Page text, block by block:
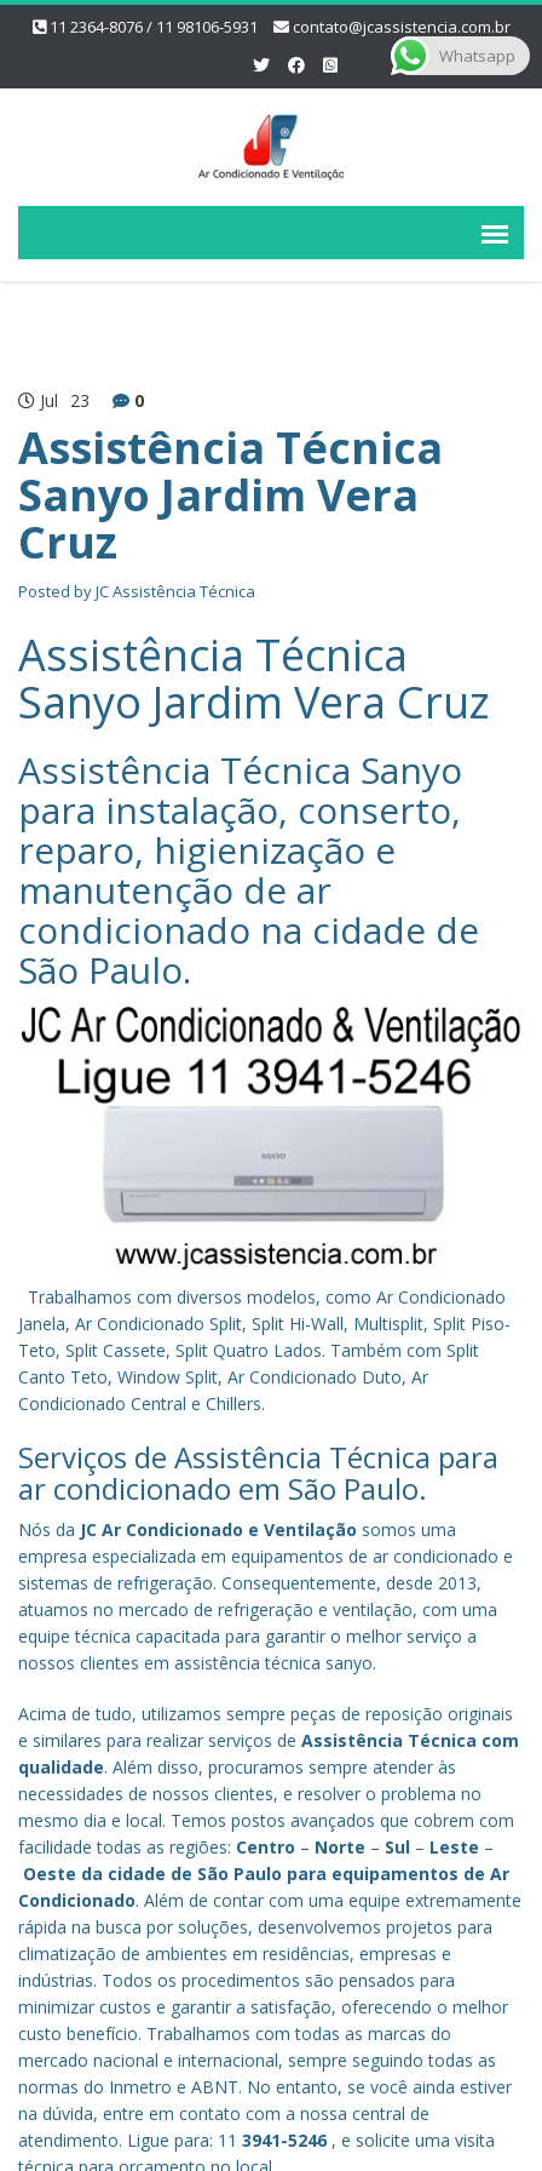
11 2364-8076 / 11 98106-5931 contato@jcassistencia.com.br
Jul 23 0
Assistência Técnica
Sanyo Jardim Vera
Cruz
Posted byJC Assistência Técnica
Assistência Técnica
Sanyo Jardim Vera Cruz
Assistência Técnica Sanyo‎
para instalação, conserto,
reparo, higienização e
manutenção de ar
condicionado na cidade de
São Paulo.
Trabalhamos com diversos modelos, como Ar Condicionado
Janela, Ar Condicionado Split, Split Hi-Wall, Multisplit, Split Piso-
Teto, Split Cassete, Split Quatro Lados. Também com Split
Canto Teto, Window Split, Ar Condicionado Duto, Ar
Condicionado Central e Chillers.
Serviços de Assistência Técnica para
ar condicionado em São Paulo.
Nós da JC Ar Condicionado e Ventilação somos uma
empresa especializada em equipamentos de ar condicionado e
sistemas de refrigeração. Consequentemente, desde 2013,
atuamos no mercado de refrigeração e ventilação, com uma
equipe técnica capacitada para garantir o melhor serviço a
nossos clientes em assistência técnica sanyo.
Acima de tudo, utilizamos sempre peças de reposição originais
e similares para realizar serviços de Assistência Técnica com
qualidade. Além disso, procuramos sempre atender às
necessidades de nossos clientes, e resolver o problema no
mesmo dia e local. Temos postos avançados que cobrem com
facilidade todas as regiões: Centro – Norte – Sul – Leste –
Oeste da cidade de São Paulo para equipamentos de Ar
Condicionado. Além de contar com uma equipe extremamente
rápida na busca por soluções, desenvolvemos projetos para
climatização de ambientes em residências, empresas e
indústrias. Todos os procedimentos são pensados para
minimizar custos e garantir a satisfação, oferecendo o melhor
custo benefício. Trabalhamos com todas as marcas do
mercado nacional e internacional, sempre seguindo todas as
normas do Inmetro e ABNT. No entanto, se você ainda estiver
na dúvida, entre em contato com a nossa central de
atendimento. Ligue para: 11 3941-5246 , e solicite uma visita
Whatsapp